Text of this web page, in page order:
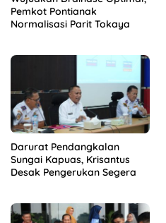
Pemkot Pontianak
Normalisasi Parit Tokaya
Darurat Pendangkalan
Sungai Kapuas, Krisantus
Desak Pengerukan Segera